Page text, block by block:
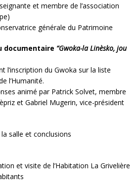
et membre de l’association
générale du Patrimoine
documentaire “Gwoka-la Linèsko, jou
l’inscription du Gwoka sur la liste
l’Humanité.
animé par Patrick Solvet, membre
et Gabriel Mugerin, vice-président
salle et conclusions
et visite de l’Habitation La Grivelière